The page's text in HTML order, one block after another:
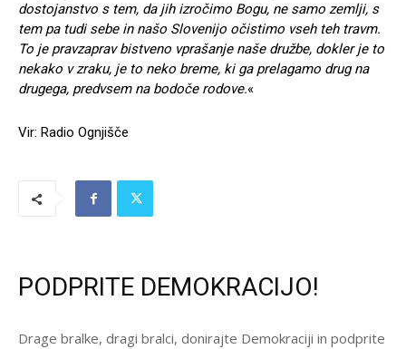
dostojanstvo s tem, da jih izročimo Bogu, ne samo zemlji, s
tem pa tudi sebe in našo Slovenijo očistimo vseh teh travm.
To je pravzaprav bistveno vprašanje naše družbe, dokler je to
nekako v zraku, je to neko breme, ki ga prelagamo drug na
drugega, predvsem na bodoče rodove.«
Vir: Radio Ognjišče
PODPRITE DEMOKRACIJO!
Drage bralke, dragi bralci, donirajte Demokraciji in podprite